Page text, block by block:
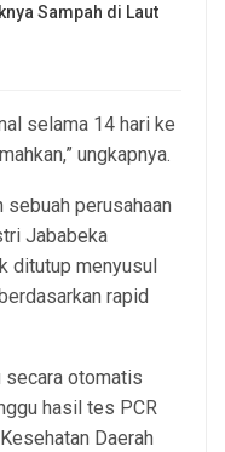
Sampah di Laut
selama 14 hari ke
ungkapnya.
perusahaan
Jababeka
ditutup menyusul
rapid
secara otomatis
hasil tes PCR
Daerah